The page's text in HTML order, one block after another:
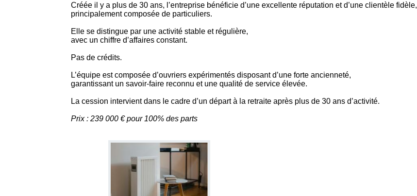
Créée il y a plus de 30 ans, l’entreprise bénéficie d’une excellente réputation et d’une clientèle fidèle,
principalement composée de particuliers.
Elle se distingue par une activité stable et régulière,
avec un chiffre d’affaires constant.
Pas de crédits.
L’équipe est composée d’ouvriers expérimentés disposant d’une forte ancienneté,
garantissant un savoir-faire reconnu et une qualité de service élevée.
La cession intervient dans le cadre d’un départ à la retraite après plus de 30 ans d’activité.
Prix : 239 000 € pour 100% des parts